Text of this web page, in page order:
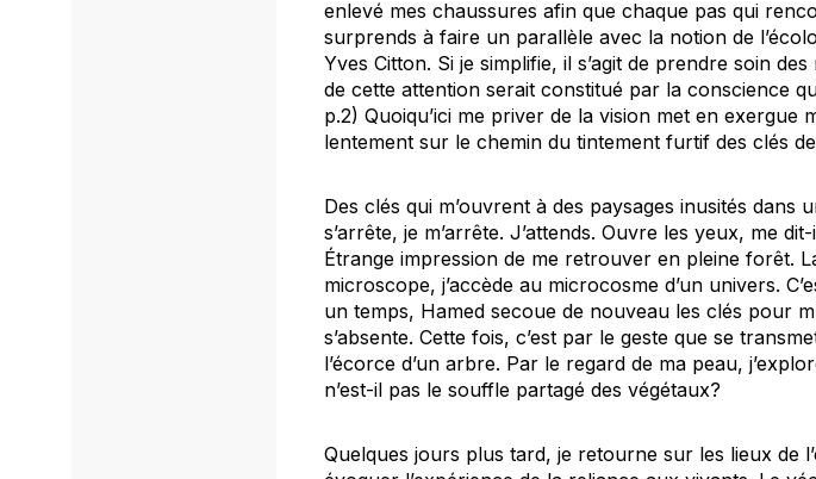
enlevé mes chaussures afin que chaque pas qui
surprends à faire un parallèle avec la notion de
Yves Citton. Si je simplifie, il s’agit de prendre soin des
de cette attention serait constitué par la conscience
p.2) Quoiqu’ici me priver de la vision met en exergue
lentement sur le chemin du tintement furtif des clés
Des clés qui m’ouvrent à des paysages inusités dans
s’arrête, je m’arrête. J’attends. Ouvre les yeux, me
Étrange impression de me retrouver en pleine forêt.
microscope, j’accède au microcosme d’un univers.
un temps, Hamed secoue de nouveau les clés pour
s’absente. Cette fois, c’est par le geste que se
l’écorce d’un arbre. Par le regard de ma peau,
n’est-il pas le souffle partagé des végétaux?
Quelques jours plus tard, je retourne sur les lieux de